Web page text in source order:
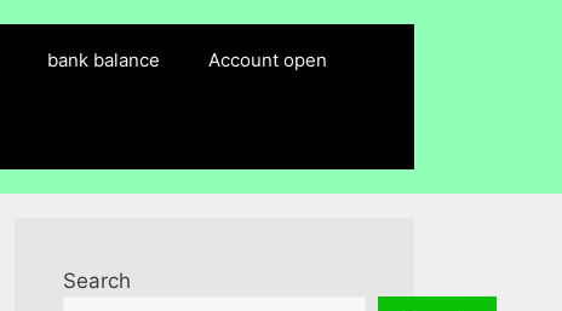
bank balance Account open
Search